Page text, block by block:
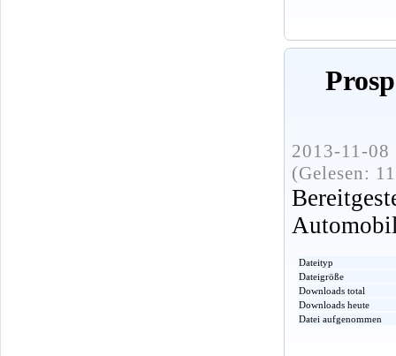
2013-11-
(Gelesen:
Dateityp
Dateigröße
Downloads total
Downloads heute
Datei aufgenommen